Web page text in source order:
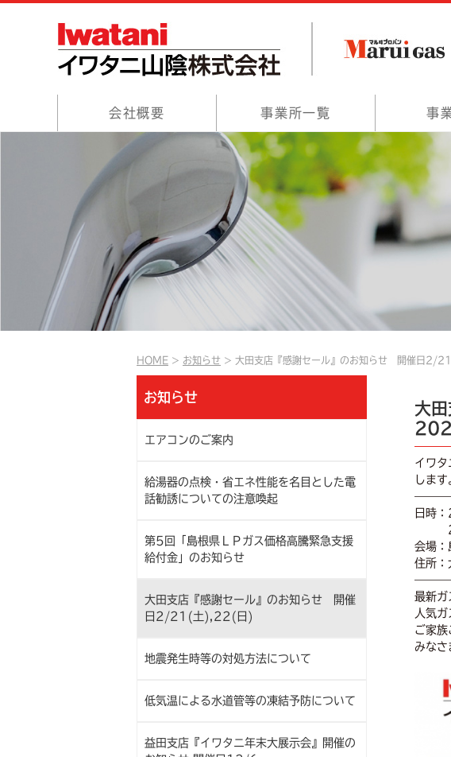
会社概要 事業所一覧 事
HOME お知らせ 大田支店『感謝セール』のお知らせ 開催日2/
お知らせ
エアコンのご案内
給湯器の点検・省エネ性能を名目とした電
話勧誘についての注意喚起
第5回「島根県ＬＰガス価格高騰緊急支援
給付金」のお知らせ
大田支店『感謝セール』のお知らせ 開催
日2/21(土),22(日)
地震発生時等の対処方法について
低気温による水道管等の凍結予防について
益田支店『イワタニ年末大展示会』開催の
大
イワタ
します
日時
会場：
住所
最新ガ
人気
ご家族
みなさ